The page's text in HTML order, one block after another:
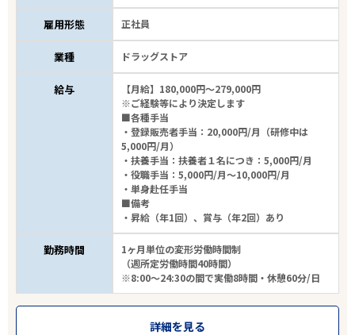
雇用形態 正社員
業種 ドラッグストア
給与
【月給】180,000円～279,000円
※ご経験等により決定します
■各種手当
・登録販売者手当：20,000円/月（研修中は
5,000円/月）
・扶養手当：扶養者１名につき：5,000円/月
・役職手当：5,000円/月～10,000円/月
・単身赴任手当
■備考
・昇給（年1回）、賞与（年2回）あり
勤務時間
1ヶ月単位の変形労働時間制
（週所定労働時間40時間）
※8:00～24:30の間で実働8時間・休憩60分/日
詳細を見る